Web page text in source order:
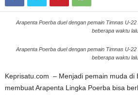
Arapenta Poerba duel dengan pemain Timnas U-
beberapa waktu
Arapenta Poerba duel dengan pemain Timnas U-
beberapa waktu
Keprisatu.com – Menjadi pemain muda di
membuat Arapenta Lingka Poerba bisa